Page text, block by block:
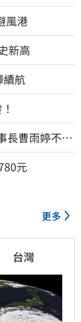
風港
新高
航
長曹雨婷不忍
元
更多
台灣